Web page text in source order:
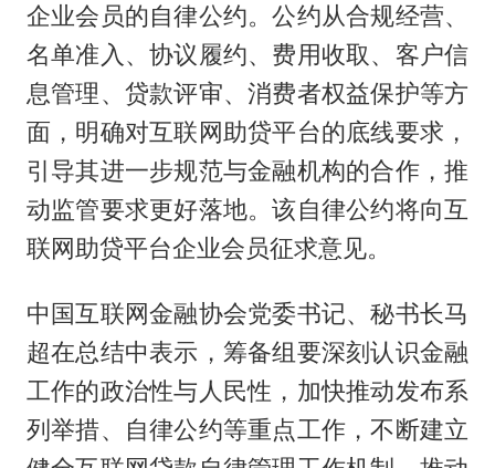
企业会员的自律公约。公约从合规经营、
名单准入、协议履约、费用收取、客户信
息管理、贷款评审、消费者权益保护等方
面，明确对互联网助贷平台的底线要求，
引导其进一步规范与金融机构的合作，推
动监管要求更好落地。该自律公约将向互
联网助贷平台企业会员征求意见。
中国互联网金融协会党委书记、秘书长马
超在总结中表示，筹备组要深刻认识金融
工作的政治性与人民性，加快推动发布系
列举措、自律公约等重点工作，不断建立